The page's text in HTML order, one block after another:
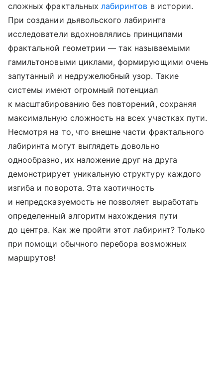
сложных фрактальных лабиринтов в истории.
При создании дьявольского лабиринта
исследователи вдохновлялись принципами
фрактальной геометрии — так называемыми
гамильтоновыми циклами, формирующими очень
запутанный и недружелюбный узор. Такие
системы имеют огромный потенциал
к масштабированию без повторений, сохраняя
максимальную сложность на всех участках пути.
Несмотря на то, что внешне части фрактального
лабиринта могут выглядеть довольно
однообразно, их наложение друг на друга
демонстрирует уникальную структуру каждого
изгиба и поворота. Эта хаотичность
и непредсказуемость не позволяет выработать
определенный алгоритм нахождения пути
до центра. Как же пройти этот лабиринт? Только
при помощи обычного перебора возможных
маршрутов!